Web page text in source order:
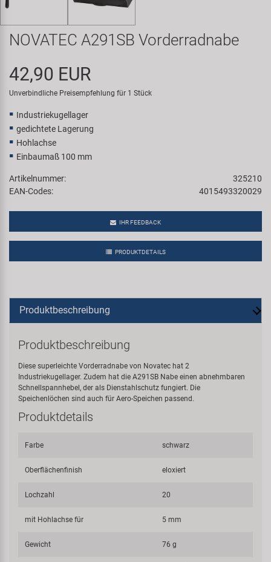
Smart
SRAM/RockShox
Trail-Gator
NOVATEC A291SB Vorderradnabe
42,90 EUR
Unverbindliche Preisempfehlung für 1 Stück
Industriekugellager
gedichtete Lagerung
Hohlachse
Einbaumaß 100 mm
Artikelnummer:
325210
EAN-Codes:
4015493320029
IHR FEEDBACK
PRODUKTDETAILS
Produktbeschreibung
Produktbeschreibung
Diese superleichte Vorderradnabe von Novatec hat 2
Industriekugellager. Zudem hat die A291SB Nabe einen abnehmbaren
Schnellspannhebel, der als Dienstahlschutz fungiert. Die
Speichenlöchen sind auch für Aero-Speichen passend.
Produktdetails
Farbe schwarz
Oberflächenfinish eloxiert
Lochzahl 20
mit Hohlachse für 5 mm
Gewicht 76 g